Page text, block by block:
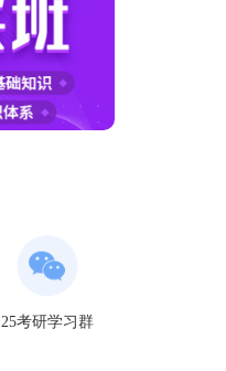
25考研学习群